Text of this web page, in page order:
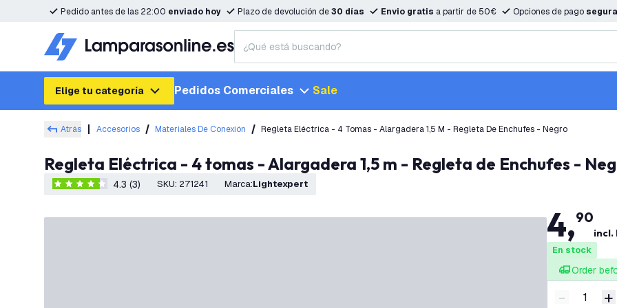
Pedido antes de las 22:00 enviado hoy Plazo de devolución de30 días Envio gratis a partir de 50€ Opciones de pago
Elige tu categoría Pedidos Comerciales Sale
Atrás Accesorios Materiales De Conexión Regleta Eléctrica - 4 Tomas - Alargadera 1,5 M - Regleta De Enchufes - Negro
Regleta Eléctrica - 4 tomas - Alargadera 1,5 m - Regleta de Enchufes -
4.3 estrellas de puntuación
4.3 (3) SKU: 271241 Marca: Lightexpert
4,90
incl.
En stock
Order
Disminuir
- +